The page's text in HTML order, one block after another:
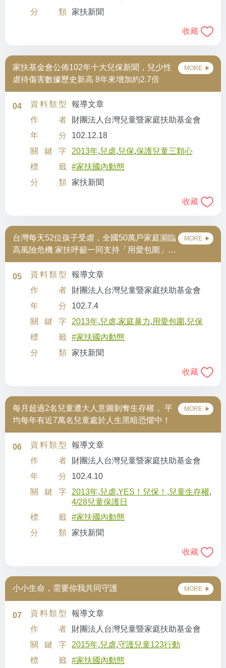
分類 家扶新聞
收藏
家扶基金會公佈102年十大兒保新聞，兒少性
虐待傷害數據歷史新高 8年來增加約2.7倍
MORE
04 資料類型
報導文章
作者
財團法人台灣兒童暨家庭扶助基金會
年分
102.12.18
關鍵字
2013年,兒虐,兒保,保護兒童三顆心
標籤
#家扶國內動態
分類 家扶新聞
收藏
台灣每天52位孩子受虐，全國50萬戶家庭瀕臨
高風險危機 家扶呼籲一同支持「用愛包圍」行
動，讓孩子遠離受虐恐懼
MORE
05 資料類型
報導文章
作者
財團法人台灣兒童暨家庭扶助基金會
年分
102.7.4
關鍵字
2013年,兒虐,家庭暴力,用愛包圍,兒保
標籤
#家扶國內動態
分類 家扶新聞
收藏
每月超過2名兒童遭大人意圖剝奪生存權， 平
均每年有近7萬名兒童處於人生黑暗恐懼中！
MORE
06 資料類型
報導文章
作者
財團法人台灣兒童暨家庭扶助基金會
年分
102.4.10
關鍵字
2013年,兒虐,YES！兒保！ ,兒童生存權,
4/28兒童保護日
標籤
#家扶國內動態
分類 家扶新聞
收藏
小小生命，需要你我共同守護 MORE
07 資料類型
報導文章
作者
財團法人台灣兒童暨家庭扶助基金會
關鍵字
2015年,兒虐,守護兒童123行動
標籤
#家扶國內動態